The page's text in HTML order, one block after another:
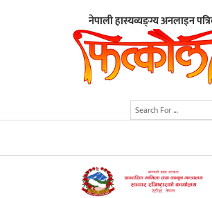
नेपाली हास्यव्यङ्ग्य अनलाइन